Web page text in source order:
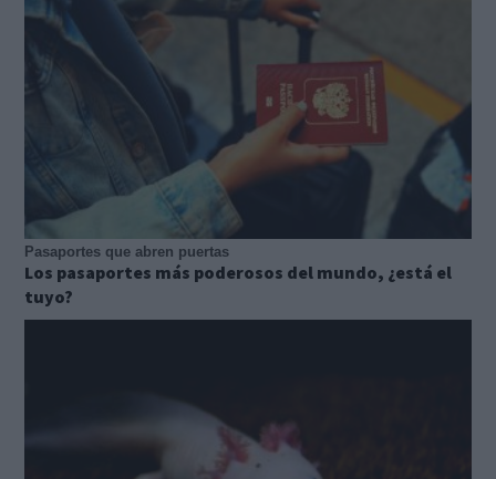
Pasaportes que abren puertas
Los pasaportes más poderosos del mundo, ¿está el
tuyo?